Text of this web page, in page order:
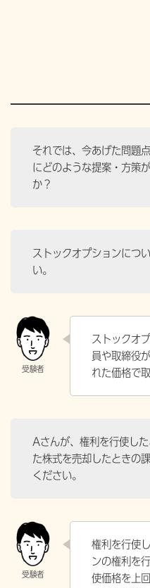
それでは、今あげた問題
にどのような提案・方策
か？
ストックオプションにつ
い。
ストックオ
員や取締役
れた価格で
Aさんが、権利を行使し
た株式を売却したときの
ください。
権利を行使
ンの権利を
使価格を上